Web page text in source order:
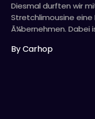
Diesmal durften wir
Stretchlimousine
Ã¼bernehmen. Dabei
By Carhop